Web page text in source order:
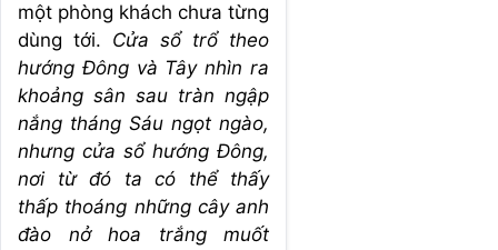
một phòng khách chưa từng
dùng tới. Cửa sổ trổ theo
hướng Đông và Tây nhìn ra
khoảng sân sau tràn ngập
nắng tháng Sáu ngọt ngào,
nhưng cửa sổ hướng Đông,
nơi từ đó ta có thể thấy
thấp thoáng những cây anh
đào nở hoa trắng muốt